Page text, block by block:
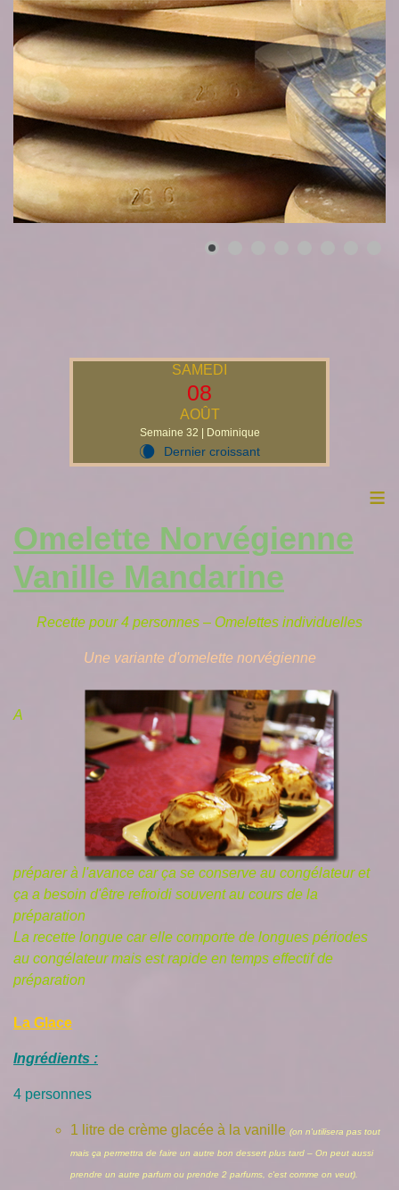
SAMEDI
08
AOÛT
Semaine 32 | Dominique
W Dernier croissant
≡
Omelette Norvégienne
Vanille Mandarine
Recette pour 4 personnes – Omelettes individuelles
Une variante d'omelette norvégienne
A
préparer à l'avance car ça se conserve au congélateur et
ça a besoin d'être refroidi souvent au cours de la
préparation
La recette longue car elle comporte de longues périodes
au congélateur mais est rapide en temps effectif de
préparation
La Glace
Ingrédients :
4 personnes
1 litre de crème glacée à la vanille (on n'utilisera pas tout
mais ça permettra de faire un autre bon dessert plus tard – On peut aussi
prendre un autre parfum ou prendre 2 parfums, c'est comme on veut).